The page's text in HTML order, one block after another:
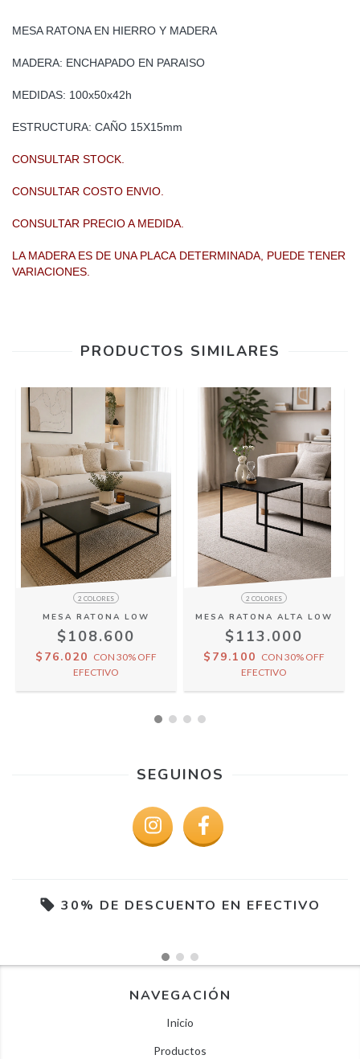
MESA RATONA EN HIERRO Y MADERA
MADERA: ENCHAPADO EN PARAISO
MEDIDAS: 100x50x42h
ESTRUCTURA: CAÑO 15X15mm
CONSULTAR STOCK.
CONSULTAR COSTO ENVIO.
CONSULTAR PRECIO A MEDIDA.
LA MADERA ES DE UNA PLACADETERMINADA, PUEDE TENER
VARIACIONES.
PRODUCTOS SIMILARES
2 COLORES
MESA RATONA LOW
$108.600
$76.020 CON 30% OFF
EFECTIVO
2 COLORES
MESA RATONA ALTA LOW
$113.000
$79.100 CON 30% OFF
EFECTIVO
SEGUINOS
30% DE DESCUENTO EN EFECTIVO
NAVEGACIÓN
Inicio
Productos